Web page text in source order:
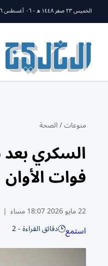
الخميس ٢٣ صفر ١٤٤٨ ه - ٠٦ أغسطس ٢٠٢٦
منوعات/الصحة
فوات الأوان
22 مايو 2026 18:07 مساء |
استمع دقائق القراءة - 2